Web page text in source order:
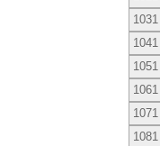
1031
1041
1051
1061
1071
1081